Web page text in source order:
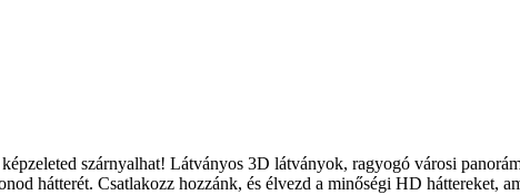
szárnyalhat! Látványos 3D látványok, ragyogó városi
hátterét. Csatlakozz hozzánk, és élvezd a minőségi HD háttereket,